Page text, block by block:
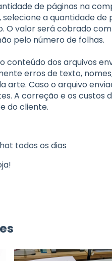
de páginas na
a quantidade
O valor será cobrado
pelo número de folhas.
conteúdo dos arquivos
erros de texto,
arte. Caso o arquivo
A correção e os custos
do cliente.
todos os dias